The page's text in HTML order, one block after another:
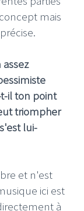
mais
il ton point
triompher
lui-
et n'est
ici est
à